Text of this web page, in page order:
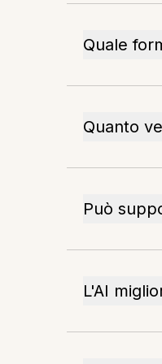
Quale
Quanto
Può
L'AI